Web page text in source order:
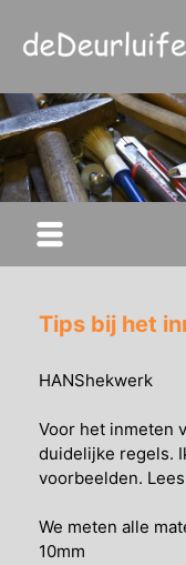
Tips bij het
HANShekwerk
Voor het inmeten
duidelijke regels.
voorbeelden.
We meten alle
10mm